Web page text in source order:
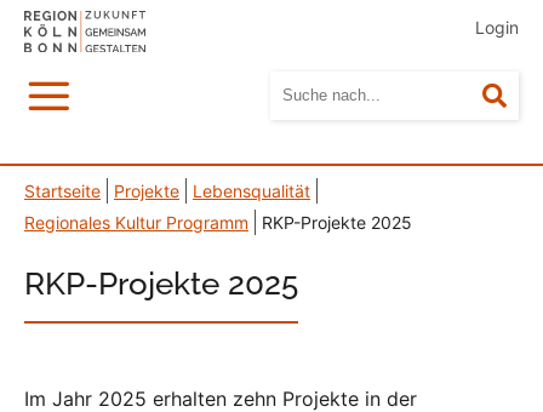
Login
Menü
Startseite Projekte
Lebensqualität
Regionales Kultur Programm
RKP-Projekte 2025
RKP-Projekte 2025
Im Jahr 2025 erhalten zehn Projekte in der